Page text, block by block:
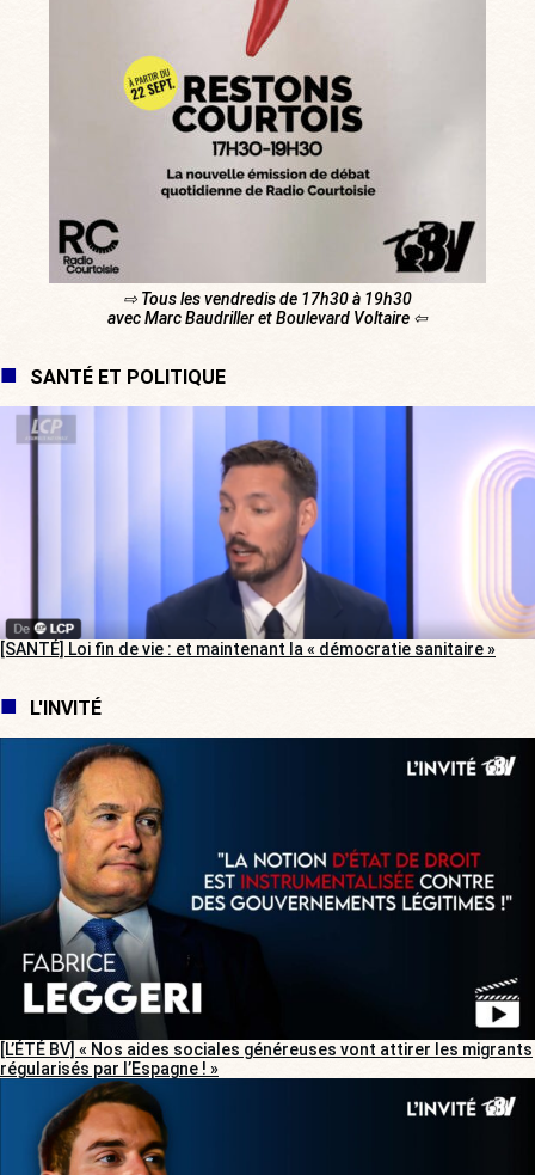
⇨ Tous les vendredis de 17h30 à 19h30
avec Marc Baudriller et Boulevard Voltaire ⇦
SANTÉ ET POLITIQUE
[SANTÉ] Loi fin de vie : et maintenant la « démocratie sanitaire »
L'INVITÉ
[L’ÉTÉ BV] « Nos aides sociales généreuses vont attirer les migrants
régularisés par l’Espagne ! »